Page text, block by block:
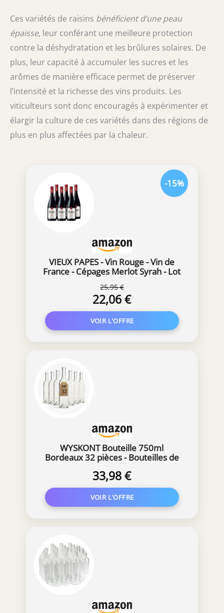
Ces variétés de raisins bénéficient d’une peau
épaisse, leur conférant une meilleure protection
contre la déshydratation et les brûlures solaires. De
plus, leur capacité à accumuler les sucres et les
arômes de manière efficace permet de préserver
l’intensité et la richesse des vins produits. Les
viticulteurs sont donc encouragés à expérimenter et
élargir la culture de ces variétés dans des régions de
plus en plus affectées par la chaleur.
VIEUX PAPES - Vin Rouge - Vin de
France - Cépages Merlot Syrah - Lot
25,95 €
22,06 €
-15%
WYSKONT Bouteille 750ml
Bordeaux 32 pièces - Bouteilles de
Boîte de rangement pour boissons -
Décoration de service - En verre
transparent
33,98 €